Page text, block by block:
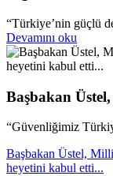
“Türkiye’nin güçlü
Devamını oku
Başbakan
“Güvenliğimiz
Başbakan Üstel,
heyetini kabul etti...